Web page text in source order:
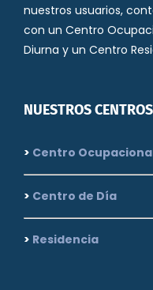
nuestros usuarios,
con un Centro
Diurna y un Centro
NUESTROS CENTROS
> Centro Ocupacional
> Centro de Día
> Residencia